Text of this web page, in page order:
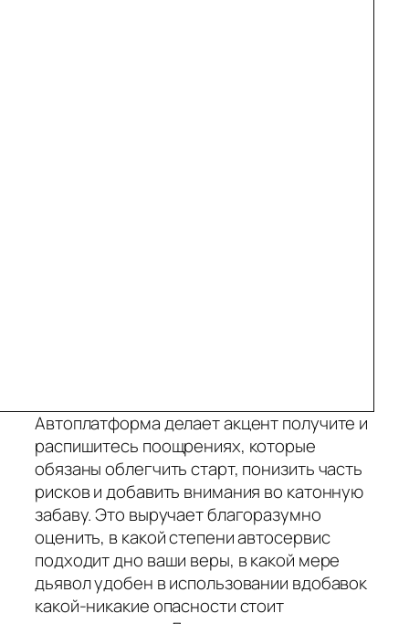
Автоплатформа делает акцент получите и
распишитесь поощрениях, которые
обязаны облегчить старт, понизить часть
рисков и добавить внимания во катонную
забаву. Это выручает благоразумно
оценить, в какой степени автосервис
подходит дно ваши веры, в какой мере
дьявол удобен в использовании вдобавок
какой-никакие опасности стоит